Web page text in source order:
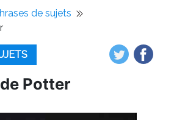
de sujets
Potter